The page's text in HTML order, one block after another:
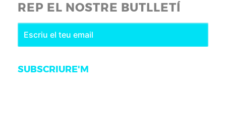
REP EL NOSTRE BUTLLETÍ
SUBSCRIURE'M